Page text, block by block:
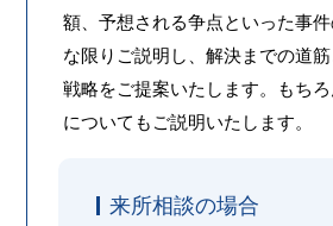
額、予想される争点といった事
な限りご説明し、解決までの道
戦略をご提案いたします。もち
についてもご説明いたします。
来所相談の場合